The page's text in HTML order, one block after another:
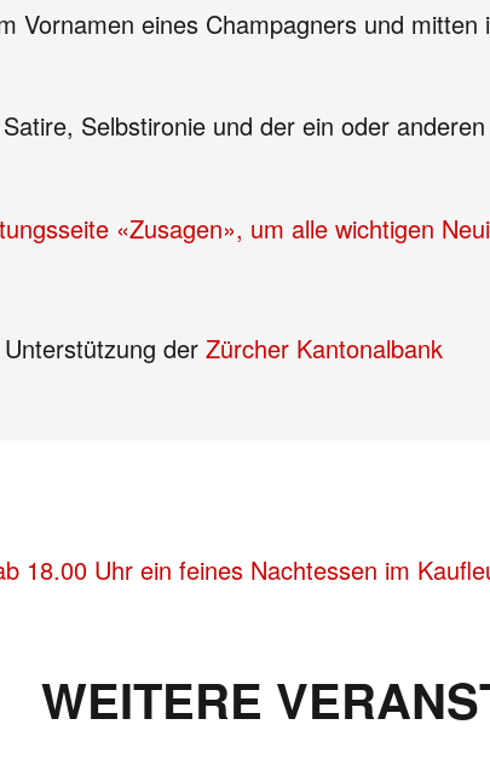
Vornamen eines Champagners und
Selbstironie und der ein oder
«Zusagen», um alle wichtigen
der Zürcher Kantonalbank
18.00 Uhr ein feines Nachtessen im
WEITERE